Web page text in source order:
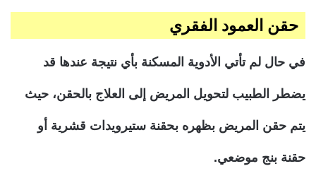
حقن العمود الفقري
في حال لم تأتي الأدوية المسكنة بأي نتيجة عندها قد
يضطر الطبيب لتحويل المريض إلى العلاج بالحقن، حيث
يتم حقن المريض بظهره بحقنة ستيرويدات قشرية أو
حقنة بنج موضعي.